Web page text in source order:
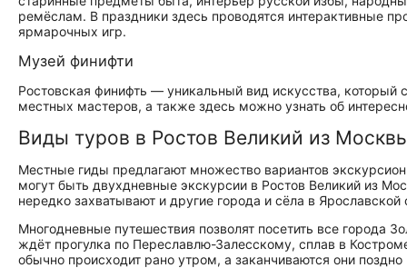
ремёслам. В праздники здесь проводятся интерактивные
ярмарочных игр.
Музей финифти
Ростовская финифть — уникальный вид искусства,
местных мастеров, а также здесь можно узнать об
Виды туров в Ростов Великий из
Местные гиды предлагают множество вариантов
могут быть двухдневные экскурсии в Ростов Великий из
нередко захватывают и другие города и сёла в
Многодневные путешествия позволят посетить все города
ждёт прогулка по Переславлю-Залесскому, сплав в
обычно происходит рано утром, а заканчиваются они